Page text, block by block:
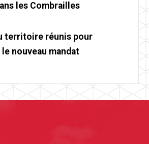
les Combrailles
territoire réunis pour
nouveau mandat